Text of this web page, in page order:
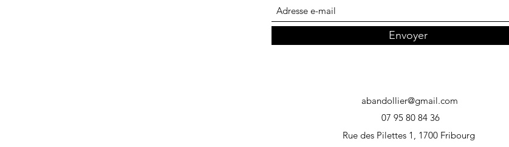
Envoyer
07 95 80 84 36
abandollier@gmail.com
Rue des Pilettes 1, 1700 Fribourg